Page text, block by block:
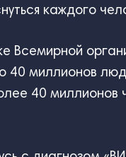
каждого
Всемирной
40 миллионов
40 миллионов